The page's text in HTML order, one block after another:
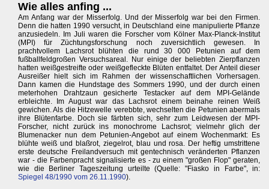
Wie alles anfing ...
Am Anfang war der Misserfolg. Und der Misserfolg war bei den Firmen.
Denn die hatten 1990 versucht, in Deutschland eine manipulierte Pflanze
anzusiedeln. Im Juli waren die Forscher vom Kölner Max-Planck-Institut
(MPI) für Züchtungsforschung noch zuversichtlich gewesen. In
prachtvollem Lachsrot blühten die rund 30 000 Petunien auf dem
fußballfeldgroßen Versuchsareal. Nur einige der beliebten Zierpflanzen
hatten weißgestreifte oder weißgefleckte Blüten entfaltet. Der Anteil dieser
Ausreißer hielt sich im Rahmen der wissenschaftlichen Vorhersagen.
Dann kamen die Hundstage des Sommers 1990, und der durch einen
meterhohen Drahtzaun gesicherte Testacker auf dem MPI-Gelände
erbleichte. Im August war das Lachsrot einem beinahe reinen Weiß
gewichen. Als die Hitzewelle verebbte, wechselten die Petunien abermals
ihre Blütenfarbe. Doch sie färbten sich, sehr zum Leidwesen der MPI-
Forscher, nicht zurück ins monochrome Lachsrot; vielmehr glich der
Blumenacker nun dem Petunien-Angebot auf einem Wochenmarkt: Es
blühte weiß und blaßrot, ziegelrot, blau und rosa. Der heftig umstrittene
erste deutsche Freilandversuch mit gentechnisch veränderten Pflanzen
war - die Farbenpracht signalisierte es - zu einem "großen Flop" geraten,
wie die Berliner Tageszeitung urteilte (Quelle: "Fiasko in Farbe", in:
Spiegel 48/1990 vom 26.11.1990).